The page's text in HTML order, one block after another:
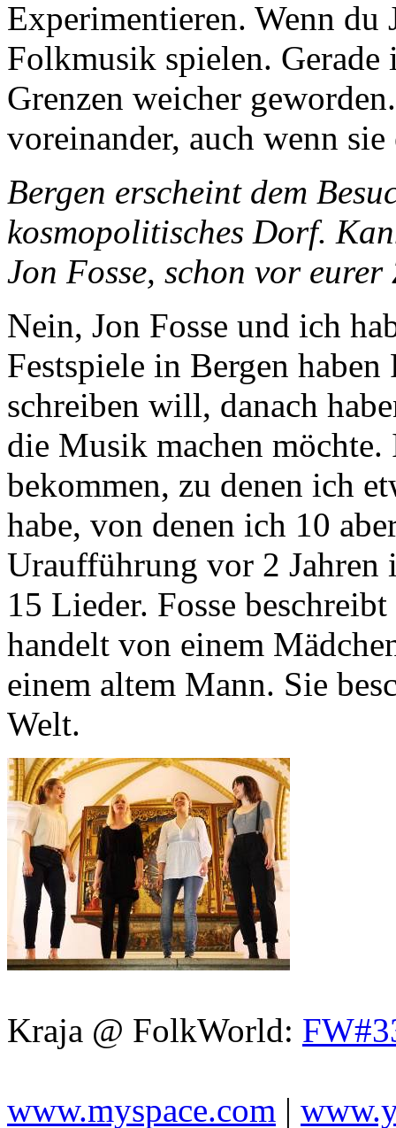
Experimentieren. Wenn du
Folkmusik spielen. Gerade
Grenzen weicher
voreinander, auch wenn
Bergen erscheint dem
kosmopolitisches Dorf.
Jon Fosse, schon vor
Nein, Jon Fosse und ich
Festspiele in Bergen
schreiben will, danach
die Musik machen
bekommen, zu denen ich
habe, von denen ich 10
Uraufführung vor 2 Jahren
15 Lieder. Fosse
handelt von einem
einem altem Mann. Sie
Welt.
Kraja @ FolkWorld:
www.myspace.com |